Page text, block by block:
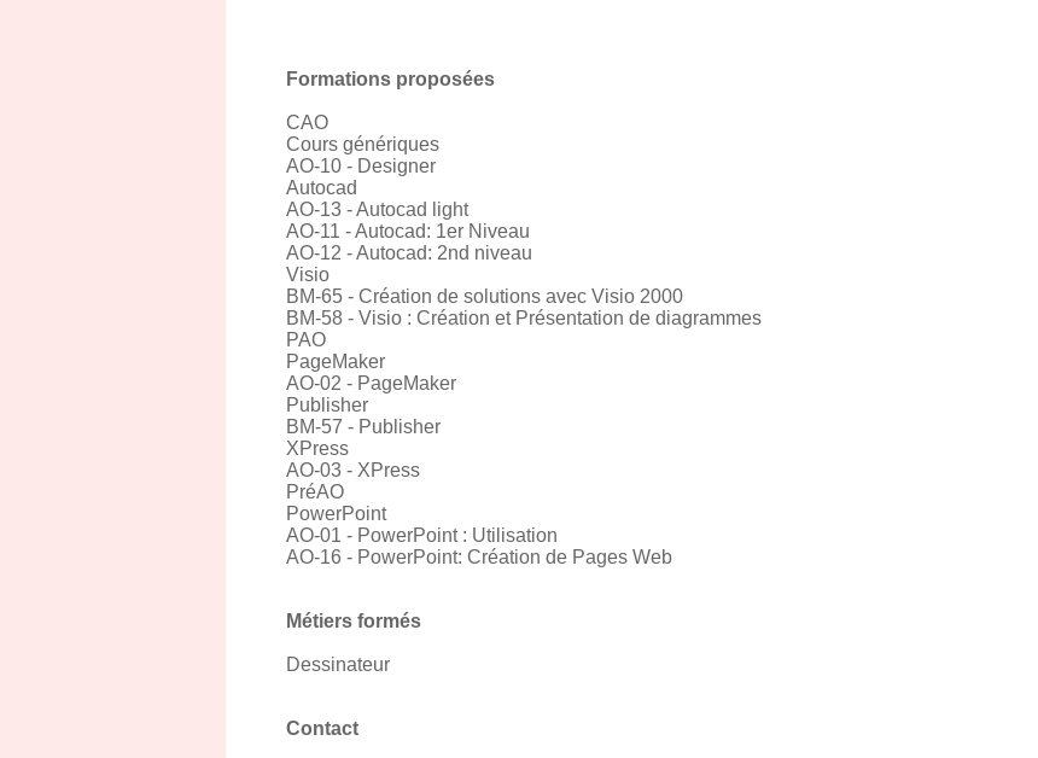
Formations proposées
CAO
Cours génériques
AO-10 - Designer
Autocad
AO-13 - Autocad light
AO-11 - Autocad: 1er Niveau
AO-12 - Autocad: 2nd niveau
Visio
BM-65 - Création de solutions avec Visio 2000
BM-58 - Visio : Création et Présentation de diagrammes
PAO
PageMaker
AO-02 - PageMaker
Publisher
BM-57 - Publisher
XPress
AO-03 - XPress
PréAO
PowerPoint
AO-01 - PowerPoint : Utilisation
AO-16 - PowerPoint: Création de Pages Web
Métiers formés
Dessinateur
Contact